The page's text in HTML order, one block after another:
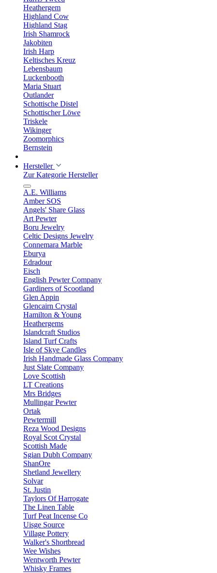
Heathergem
Highland Cow
Highland Stag
Irish Shamrock
Jakobiten
Irish Harp
Keltisches Kreuz
Lebensbaum
Luckenbooth
Maria Stuart
Outlander
Schottische Distel
Schottischer Löwe
Triskele
Wikinger
Zoomorphics
Bernstein
Hersteller
Zur Kategorie Hersteller
A.E. Williams
Amber SOS
Angels' Share Glass
Art Pewter
Boru Jewelry
Celtic Designs Jewelry
Connemara Marble
Eburya
Edradour
Eisch
English Pewter Company
Gardiners of Scootland
Glen Appin
Glencairn Crystal
Hamilton & Young
Heathergems
Islandcraft Studios
Island Turf Crafts
Isle of Skye Candles
Irish Handmade Glass Company
Just Slate Company
Love Scottish
LT Creations
Mrs Bridges
Mullingar Pewter
Ortak
Pewtermill
Reza Wood Designs
Royal Scot Crystal
Scottish Made
Sgian Dubh Company
ShanOre
Shetland Jewellery
Solvar
St. Justin
Taylors Of Harrogate
The Linen Table
Turf Peat Incense Co
Uisge Source
Village Pottery
Walker's Shortbread
Wee Wishes
Wentworth Pewter
Whisky Frames